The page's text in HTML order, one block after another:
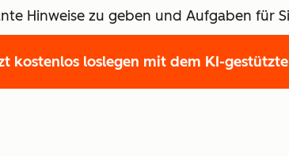
Hinweise zu geben und Aufgaben für
kostenlos loslegen mit dem KI-